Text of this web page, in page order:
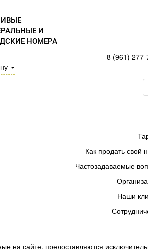
И
НОМЕРА
8 (961)
Как продать свой
Частозадаваемые
Наши
на сайте, предоставляются